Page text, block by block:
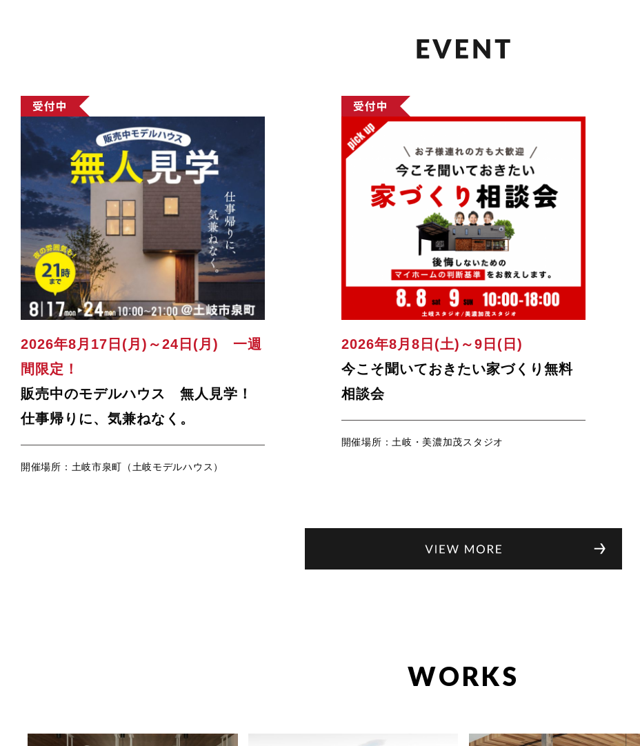
2026年8月17日(月)～24日(月) 一週
間限定！
販売中のモデルハウス 無人見学！
仕事帰りに、気兼ねなく。
開催場所：土岐市泉町（土岐モデルハウス）
2026年8月8日(土)～9日(日)
今こそ聞いておきたい家づくり無料
相談会
開催場所：土岐・美濃加茂スタジオ
WORKS